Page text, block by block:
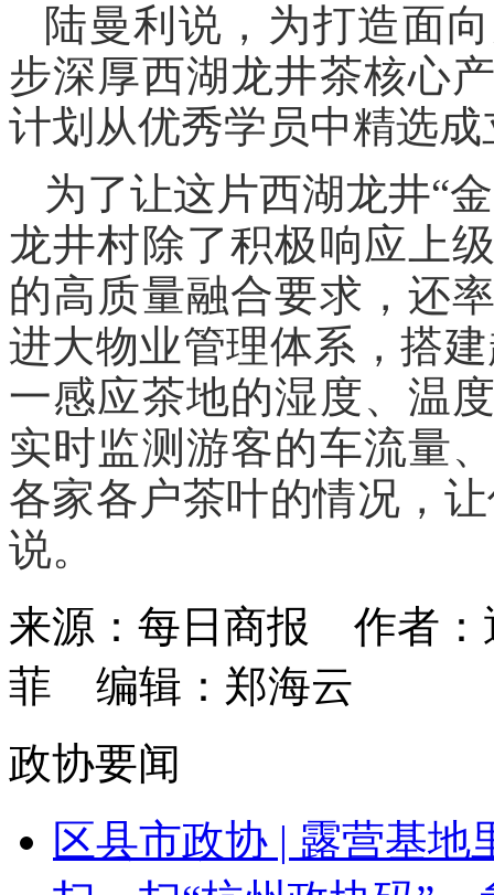
陆曼利说，为打造面
步深厚西湖龙井茶核心
计划从优秀学员中精选
为了让这片西湖龙井“
龙井村除了积极响应上
的高质量融合要求，还
进大物业管理体系，搭
一感应茶地的湿度、温
实时监测游客的车流量
各家各户茶叶的情况，
说。
来源：每日商报 作者：
菲 编辑：郑海云
政协要闻
区县市政协 | 露营基地